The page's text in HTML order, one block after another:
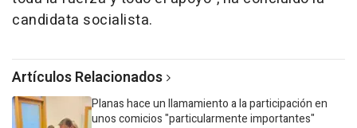
candidata socialista.
Artículos Relacionados
Planas hace un llamamiento a la participación en
unos comicios "particularmente importantes"